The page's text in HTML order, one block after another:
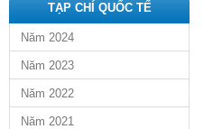
TẠP CHÍ QUỐC TẾ
Năm 2024
Năm 2023
Năm 2022
Năm 2021